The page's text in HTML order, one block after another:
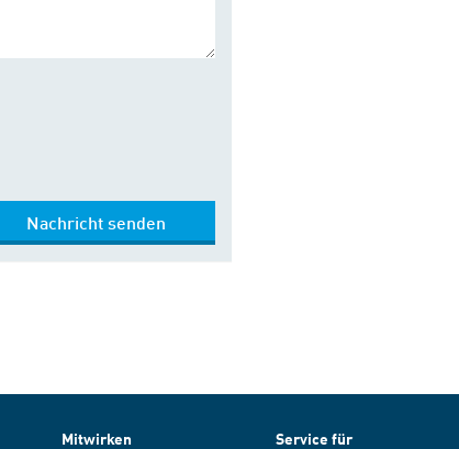
Nachricht senden
Mitwirken
Service für